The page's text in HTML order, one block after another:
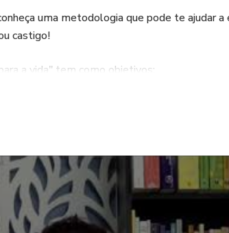
uma metodologia que pode te ajudar
castigo!
a vida" tem como objetivos:
para resolver problemas específicos (tais
para os desafios da vida